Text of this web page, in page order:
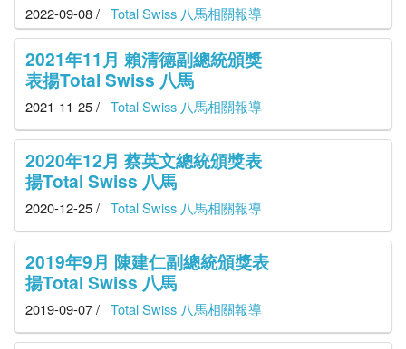
2022-09-08 / Total Swiss 八馬相關報導
2021年11月 賴清德副總統頒獎
表揚Total Swiss 八馬
2021-11-25 / Total Swiss 八馬相關報導
2020年12月 蔡英文總統頒獎表
揚Total Swiss 八馬
2020-12-25 / Total Swiss 八馬相關報導
2019年9月 陳建仁副總統頒獎表
揚Total Swiss 八馬
2019-09-07 / Total Swiss 八馬相關報導